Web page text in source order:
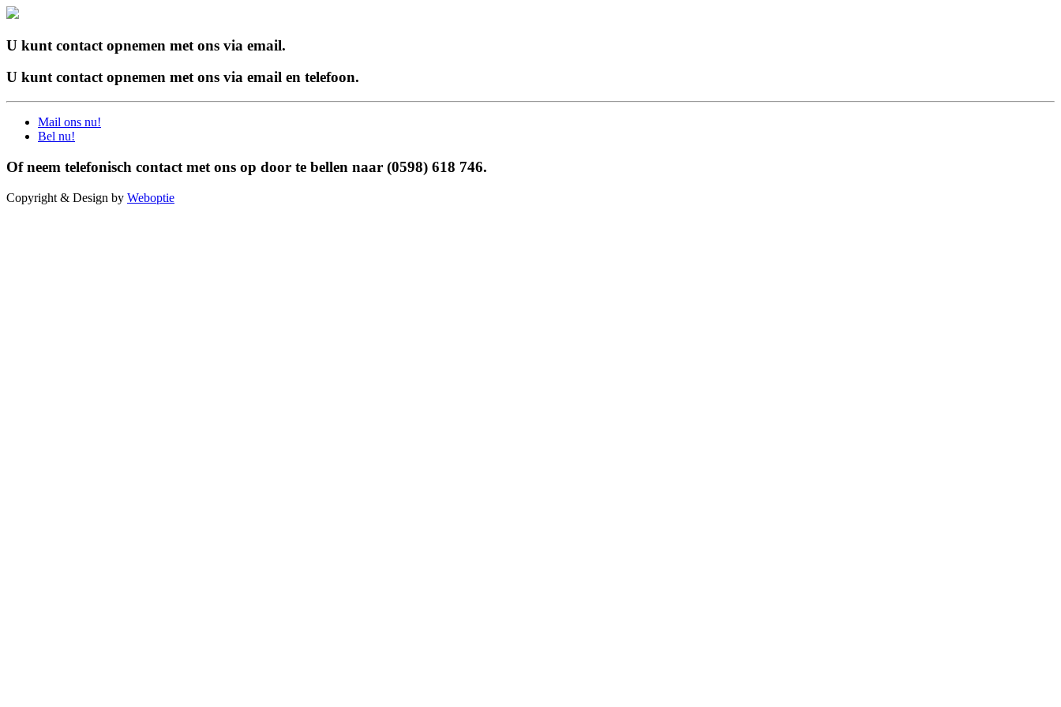
U kunt contact opnemen met ons via email.
U kunt contact opnemen met ons via email en telefoon.
Mail ons nu!
Bel nu!
Of neem telefonisch contact met ons op door te bellen naar (0598) 618 746.
Copyright & Design by Weboptie